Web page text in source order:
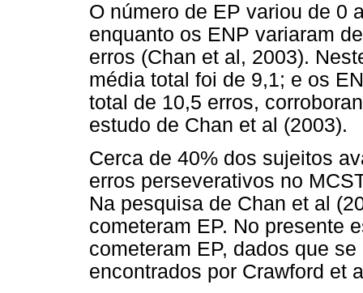
O número de EP variou de 0
enquanto os ENP variaram
erros (Chan et al, 2003).
média total foi de 9,1; e os
total de 10,5 erros,
estudo de Chan et al (2003).
Cerca de 40% dos sujeitos
erros perseverativos no
Na pesquisa de Chan et al
cometeram EP. No presente
cometeram EP, dados que
encontrados por Crawford et